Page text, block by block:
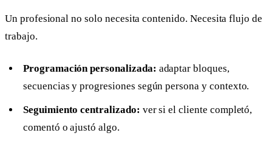
Un profesional no solo necesita contenido. Necesita flujo de
trabajo.
Programación personalizada: adaptar bloques,
secuencias y progresiones según persona y contexto.
Seguimiento centralizado: ver si el cliente completó,
comentó o ajustó algo.